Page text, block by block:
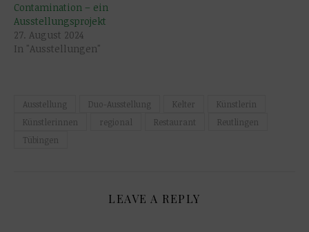
Contamination – ein
Ausstellungsprojekt
27. August 2024
In "Ausstellungen"
Ausstellung Duo-Ausstellung Kelter
Künstlerin
Künstlerinnen
regional Restaurant
Reutlingen
Tübingen
LEAVE A REPLY